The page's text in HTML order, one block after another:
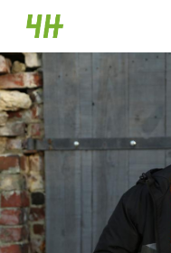
Siirry
sivun
sisältöön
Hankasalmen 4H-yhdistys